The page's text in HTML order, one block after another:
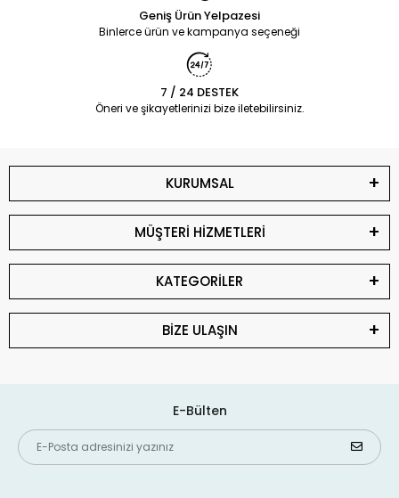
Geniş Ürün Yelpazesi
Binlerce ürün ve kampanya seçeneği
7 / 24 DESTEK
Öneri ve şikayetlerinizi bize iletebilirsiniz.
KURUMSAL
MÜŞTERİ HİZMETLERİ
KATEGORİLER
BİZE ULAŞIN
E-Bülten